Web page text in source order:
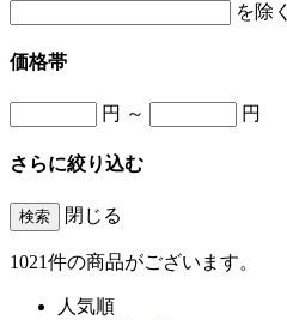
を除く
価格帯
円 ～ 円
さらに絞り込む
閉じる
1021件の商品がございます。
人気順